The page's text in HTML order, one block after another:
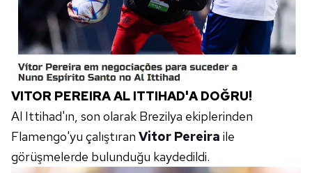
VITOR PEREIRA AL ITTIHAD'A DOĞRU!
Al Ittihad'ın, son olarak Brezilya ekiplerinden
Flamengo'yu çalıştıran Vitor Pereira ile
görüşmelerde bulunduğu kaydedildi.